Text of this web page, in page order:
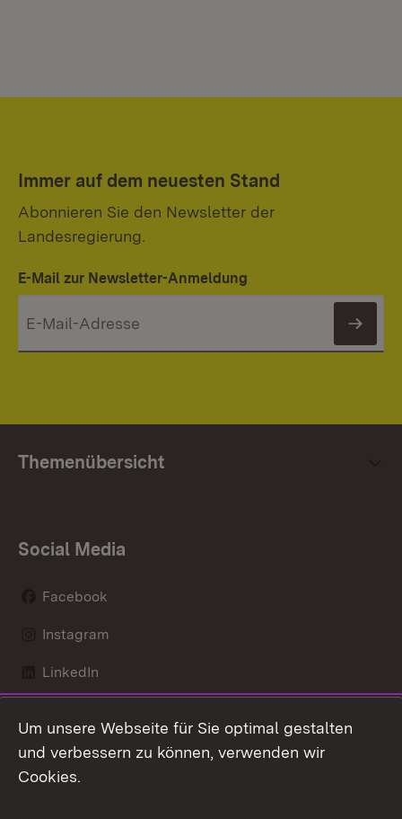
Immer auf dem neuesten Stand
Abonnieren Sie den Newsletter der
Landesregierung.
E-Mail zur Newsletter-Anmeldung
Themenübersicht
Social Media
Facebook
Instagram
LinkedIn
X / Twitter
Youtube
Um unsere Webseite für Sie optimal gestalten
und verbessern zu können, verwenden wir
Cookies.